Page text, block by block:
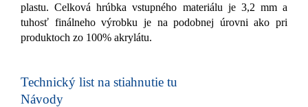
plastu. Celková hrúbka vstupného materiálu je 3,2 mm a
tuhosť finálneho výrobku je na podobnej úrovni ako pri
produktoch zo 100% akrylátu.
Technický list na stiahnutie tu
Návody